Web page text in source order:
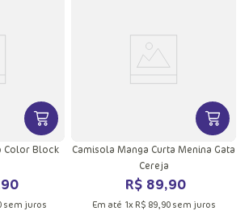
VER MAIS INFORMAÇÕES DO
Color Block
90
sem juros
VER
Camisola Manga Curta Menina Gata
Cereja
R$ 89,90
Em até 1x R$ 89,90sem juros